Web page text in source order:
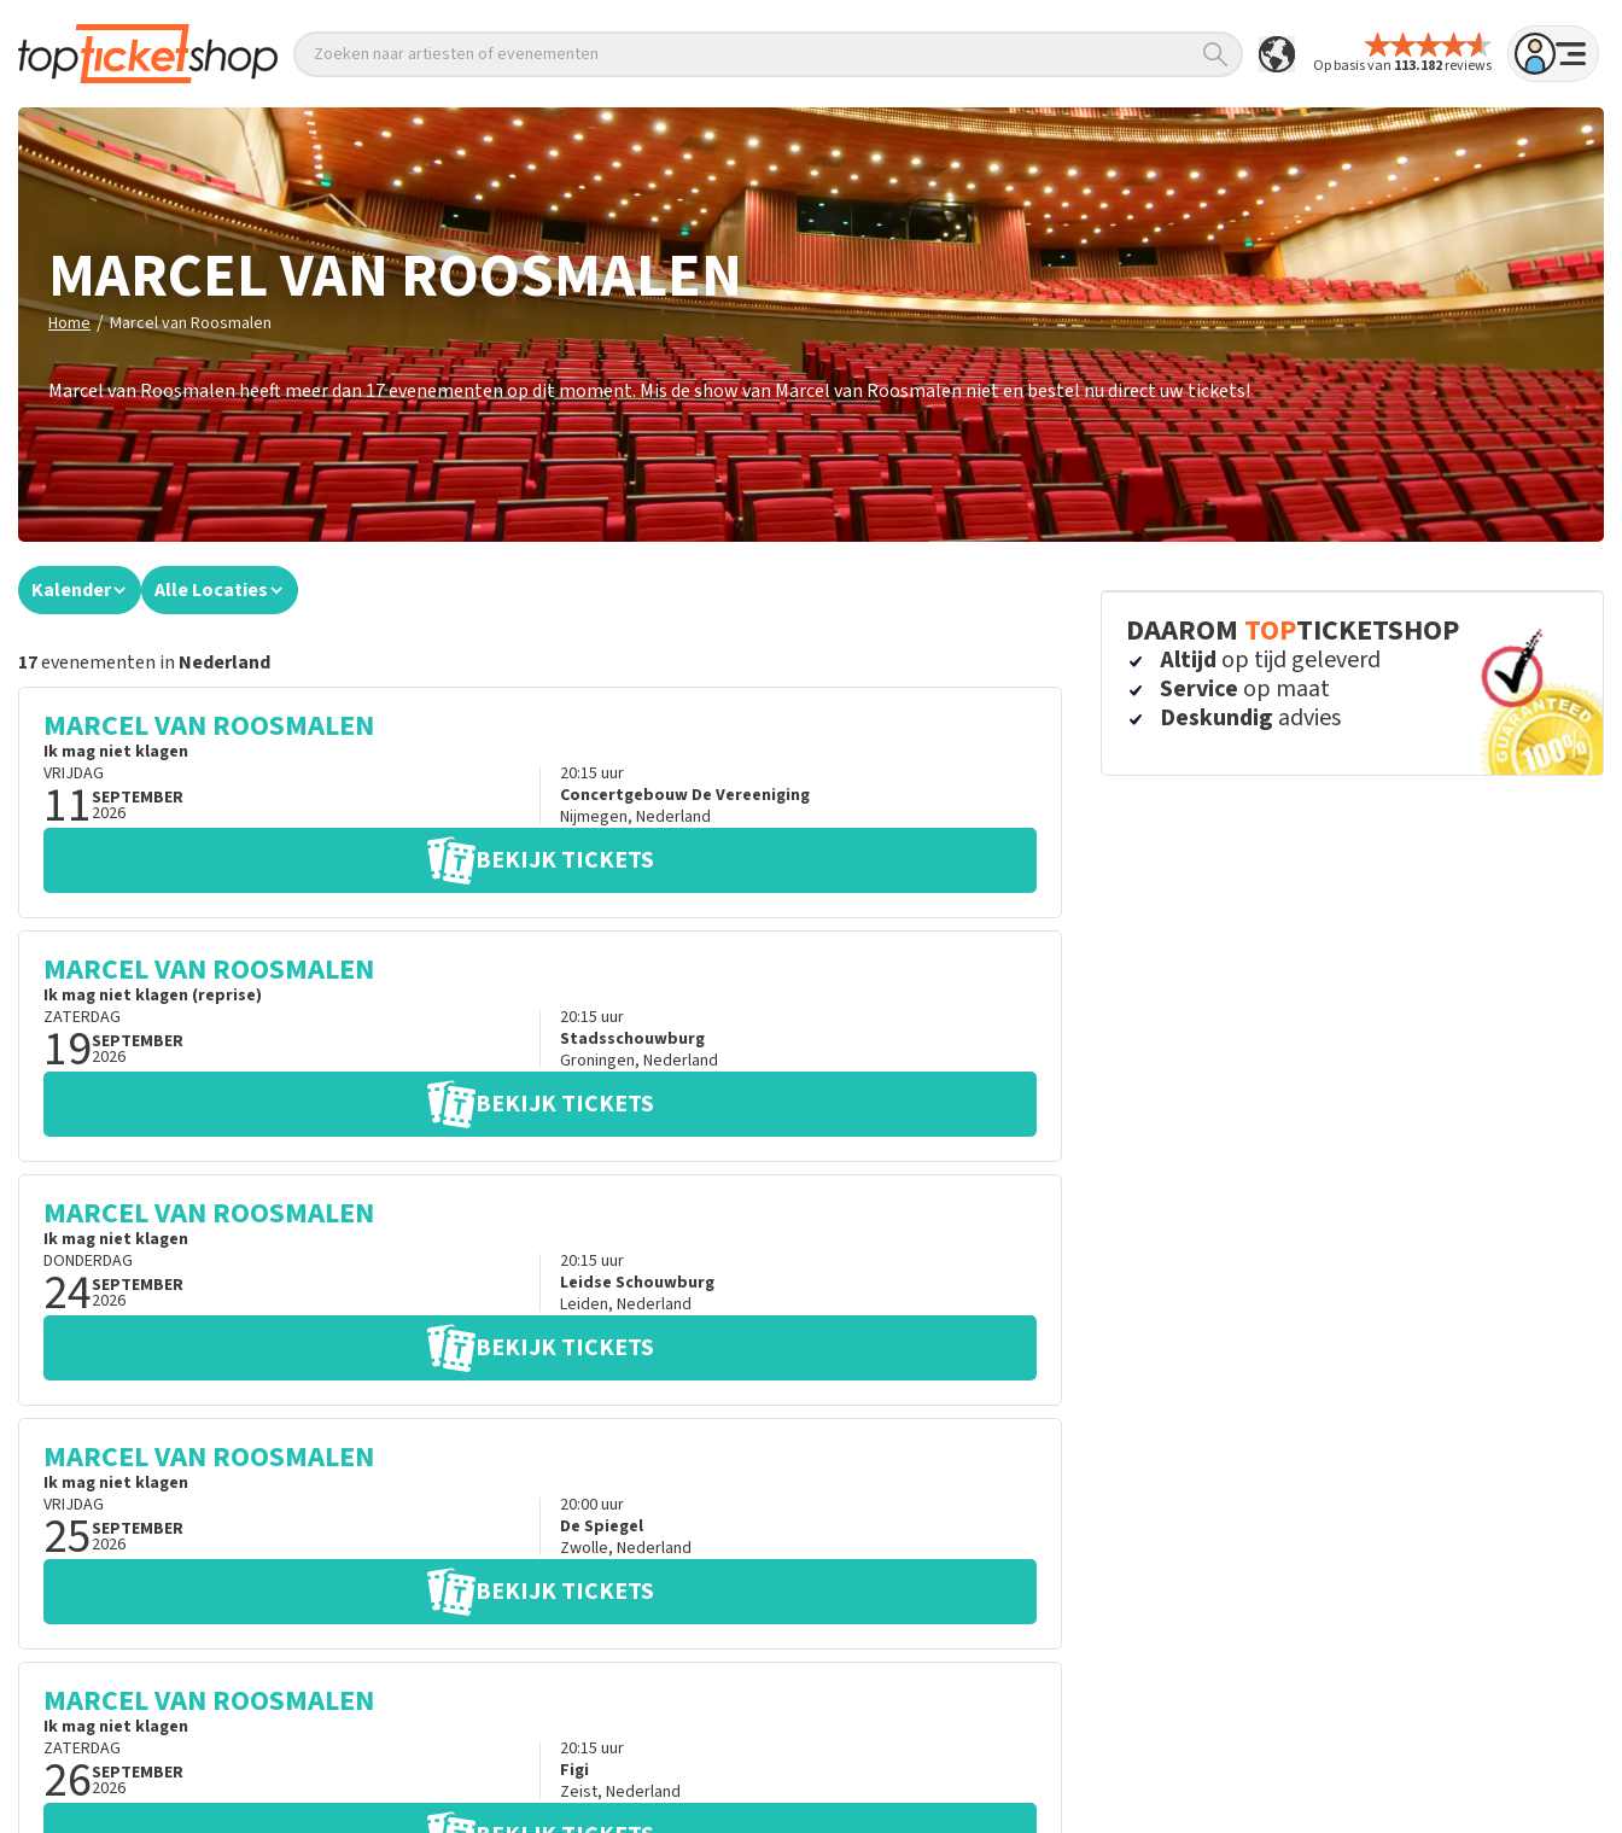
Op basis van 113.182reviews
Zoeken naar artiesten of evenementen
MARCEL VAN ROOSMALEN
Home / Marcel van Roosmalen
Marcel van Roosmalen heeft meer dan 17 evenementen op dit moment. Mis de show van Marcel van Roosmalen niet en bestel nu direct uw tickets!
Kalender Alle Locaties
17evenementen in Nederland
MARCEL VAN ROOSMALEN
Ik mag niet klagen
VRIJDAG
11SEPTEMBER
2026
20:15 uur
Concertgebouw De Vereeniging
Nijmegen, Nederland
BEKIJK TICKETS
MARCEL VAN ROOSMALEN
Ik mag niet klagen (reprise)
ZATERDAG
19SEPTEMBER
2026
20:15 uur
Stadsschouwburg
Groningen, Nederland
BEKIJK TICKETS
MARCEL VAN ROOSMALEN
Ik mag niet klagen
DONDERDAG
24SEPTEMBER
2026
20:15 uur
Leidse Schouwburg
Leiden, Nederland
BEKIJK TICKETS
MARCEL VAN ROOSMALEN
Ik mag niet klagen
VRIJDAG
25SEPTEMBER
2026
20:00uur
De Spiegel
Zwolle, Nederland
BEKIJK TICKETS
MARCEL VAN ROOSMALEN
Ik mag niet klagen
ZATERDAG
26SEPTEMBER
2026
20:15 uur
Figi
Zeist, Nederland
DAAROM TOPTICKETSHOP
Altijd op tijd geleverd
Service op maat
Deskundig advies